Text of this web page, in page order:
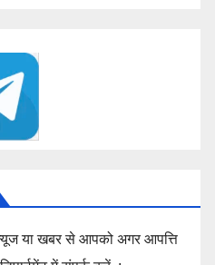
न्यूज या खबर से आपको अगर आपत्ति